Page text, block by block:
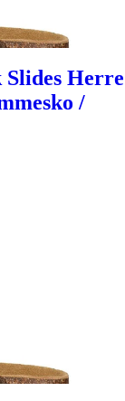
Herre
/